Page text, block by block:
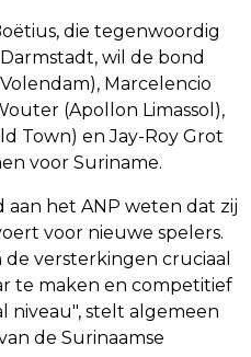
die tegenwoordig
wil de bond
Marcelencio
(Apollon Limassol),
Town) en Jay-Roy Grot
voor Suriname.
aan het ANP weten dat zij
voor nieuwe spelers.
versterkingen cruciaal
te maken en competitief
niveau", stelt algemeen
de Surinaamse